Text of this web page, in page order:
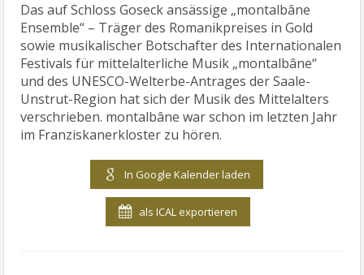
Das auf Schloss Goseck ansässige „montalbâne
Ensemble“ – Träger des Romanikpreises in Gold
sowie musikalischer Botschafter des Internationalen
Festivals für mittelalterliche Musik „montalbâne“
und des UNESCO-Welterbe-Antrages der Saale-
Unstrut-Region hat sich der Musik des Mittelalters
verschrieben. montalbâne war schon im letzten Jahr
im Franziskanerkloster zu hören.
In Google Kalender laden
als ICAL exportieren